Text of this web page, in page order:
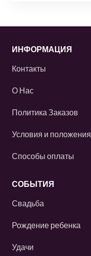
ИНФОРМАЦИЯ
Контакты
О Нас
Политика Заказов
Условия и положения
Способы оплаты
СОБЫТИЯ
Свадьба
Рождение ребенка
Удачи